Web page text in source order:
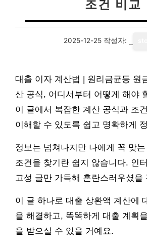
조건 비교
2025-12-25 작성자:
대출 이자 계산법 | 원리금균등 원
산 공식, 어디서부터 어떻게 해야
이 글에서 복잡한 계산 공식과 조
이해할 수 있도록 쉽고 명확하게
정보는 넘쳐나지만 나에게 꼭 맞
조건을 찾기란 쉽지 않습니다. 인
고성 글만 가득해 혼란스러우셨을
이 글 하나로 대출 상환액 계산에
을 해결하고, 똑똑하게 대출 계획
을 받으실 수 있을 거예요.